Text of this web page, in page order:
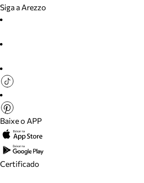
Siga a Arezzo
Baixe o APP
Certificado